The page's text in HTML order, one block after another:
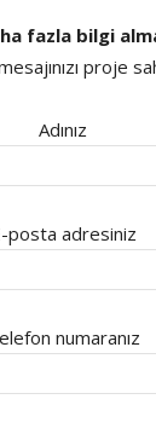
fazla bilgi
proje
Adınız
posta adresiniz
numaranız